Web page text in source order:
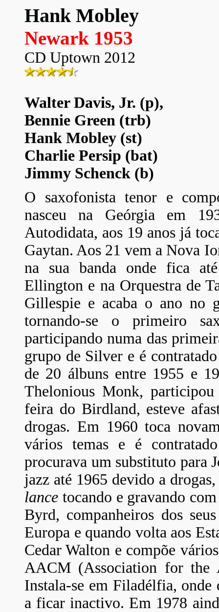
Hank Mobley
Newark 1953
CD Uptown 2012
Walter Davis, Jr. (p),
Bennie Green (trb)
Hank Mobley (st)
Charlie Persip (bat)
Jimmy Schenck (b)
O saxofonista tenor e
nasceu na Geórgia em
Autodidata, aos 19 anos já
Gaytan. Aos 21 vem a Nova
na sua banda onde fica
Ellington e na Orquestra de
Gillespie e acaba o ano no
tornando-se o primeiro
participando numa das
grupo de Silver e é
de 20 álbuns entre 1955 e
Thelonious Monk,
feira do Birdland, esteve
drogas. Em 1960 toca
vários temas e é
procurava um substituto para
jazz até 1965 devido a
lance tocando e gravando
Byrd, companheiros dos
Europa e quando volta aos
Cedar Walton e compõe
AACM (Association for the
Instala-se em Filadélfia, onde
a ficar inactivo. Em 1978